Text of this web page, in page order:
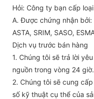
Hỏi: Công ty bạn cấp
A. Được chứng nhận bởi:
ASTA, SRIM, SASO,
Dịch vụ trước bán hàng
1. Chúng tôi sẽ trả lời
nguồn trong vòng 24 giờ.
2. Chúng tôi sẽ cung
số kỹ thuật cụ thể của